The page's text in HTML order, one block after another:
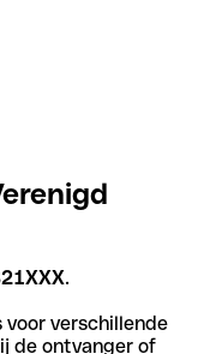
.
verschillende
de ontvanger of